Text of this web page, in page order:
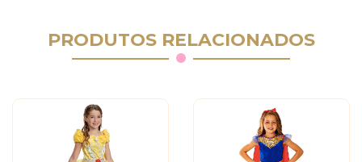
PRODUTOS RELACIONADOS